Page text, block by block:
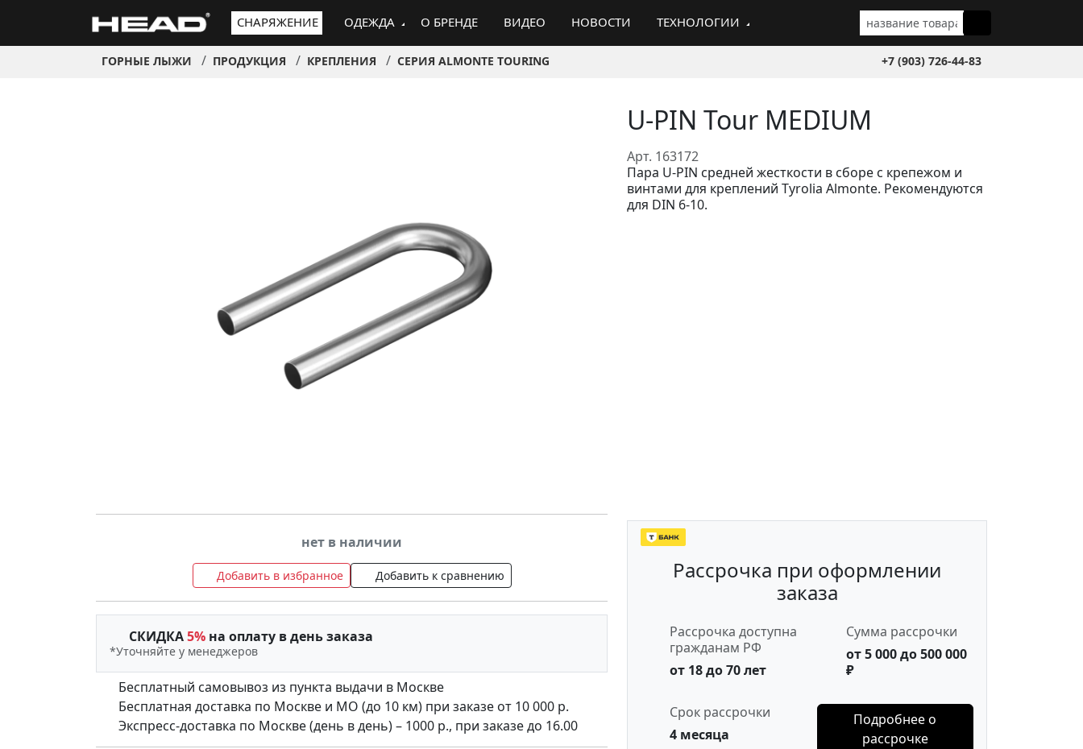
СНАРЯЖЕНИЕ ОДЕЖДА О БРЕНДЕ ВИДЕО НОВОСТИ ТЕХНОЛОГИИ
ГОРНЫЕ ЛЫЖИ ПРОДУКЦИЯ КРЕПЛЕНИЯ СЕРИЯ ALMONTE TOURING +7 (903) 726-44-83
U-PIN Tour MEDIUM
Арт. 163172
Пара U-PIN средней жесткости в сборе с крепежом и
винтами для креплений Tyrolia Almonte. Рекомендуются
для DIN 6-10.
нет в наличии
Добавить в избранное Добавить к сравнению
СКИДКА5% на оплату в день заказа
*Уточняйте у менеджеров
Бесплатный самовывоз из пункта выдачи в Москве
Бесплатная доставка по Москве и МО (до 10 км) при заказе от 10 000 р.
Экспресс-доставка по Москве (день в день) – 1000 р., при заказе до 16.00
Рассрочка при оформлении
заказа
Рассрочка доступна
гражданам РФ
от 18 до 70 лет
Сумма рассрочки
от 5 000 до 500 000
₽
Срок рассрочки
4 месяца
Подробнее о
рассрочке